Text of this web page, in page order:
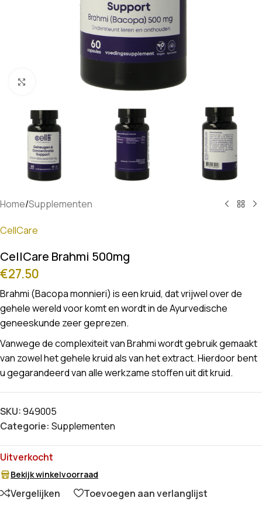
Klik om te vergroten
Home/Supplementen
CellCare
CellCare Brahmi 500mg
€27.50
Brahmi (Bacopa monnieri) is een kruid, dat vrijwel over de
gehele wereld voor komt en wordt in de Ayurvedische
geneeskunde zeer geprezen.
Vanwege de complexiteit van Brahmi wordt gebruik gemaakt
van zowel het gehele kruid als van het extract. Hierdoor bent
u gegarandeerd van alle werkzame stoffen uit dit kruid.
SKU:949005
Categorie: Supplementen
Uitverkocht
Bekijk winkelvoorraad
Vergelijken Toevoegen aan verlanglijst